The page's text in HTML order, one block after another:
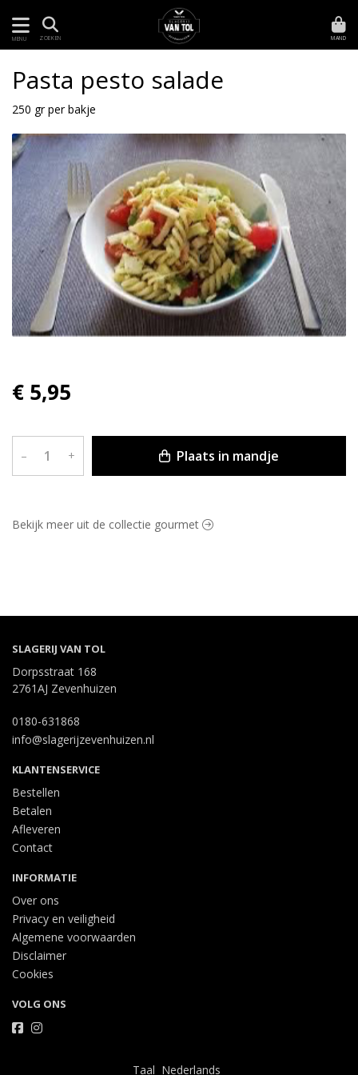
MENU ZOEKEN MAND
Pasta pesto salade
250 gr per bakje
€ 5,95
– + Plaats in mandje
Bekijk meer uit de collectie gourmet
SLAGERIJ VAN TOL
Dorpsstraat 168
2761AJ Zevenhuizen
0180-631868
info@slagerijzevenhuizen.nl
KLANTENSERVICE
Bestellen
Betalen
Afleveren
Contact
INFORMATIE
Over ons
Privacy en veiligheid
Algemene voorwaarden
Disclaimer
Cookies
VOLG ONS
Taal